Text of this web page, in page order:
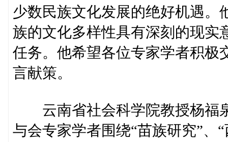
少数民族文化发展的绝好机遇。
族的文化多样性具有深刻的现实
任务。他希望各位专家学者积极
言献策。
云南省社会科学院教授杨福
与会专家学者围绕“苗族研究”、